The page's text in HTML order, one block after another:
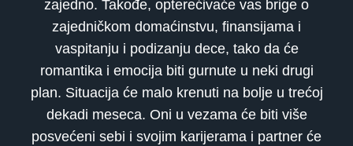
zajedno. Takođe, opterećivaće vas brige o
zajedničkom domaćinstvu, finansijama i
vaspitanju i podizanju dece, tako da će
romantika i emocija biti gurnute u neki drugi
plan. Situacija će malo krenuti na bolje u trećoj
dekadi meseca. Oni u vezama će biti više
posvećeni sebi i svojim karijerama i partner će